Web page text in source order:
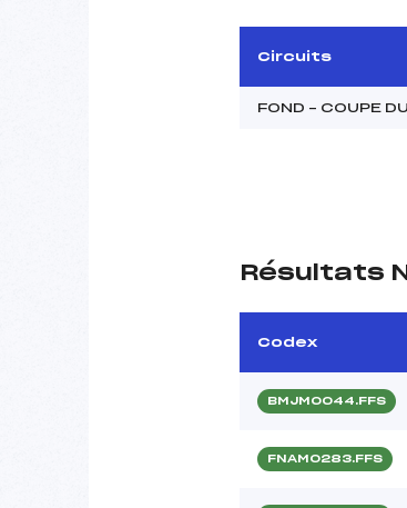
Circuits
FOND – COUPE
Résultats
Codex
BMJM0044.FFS
FNAM0283.FFS